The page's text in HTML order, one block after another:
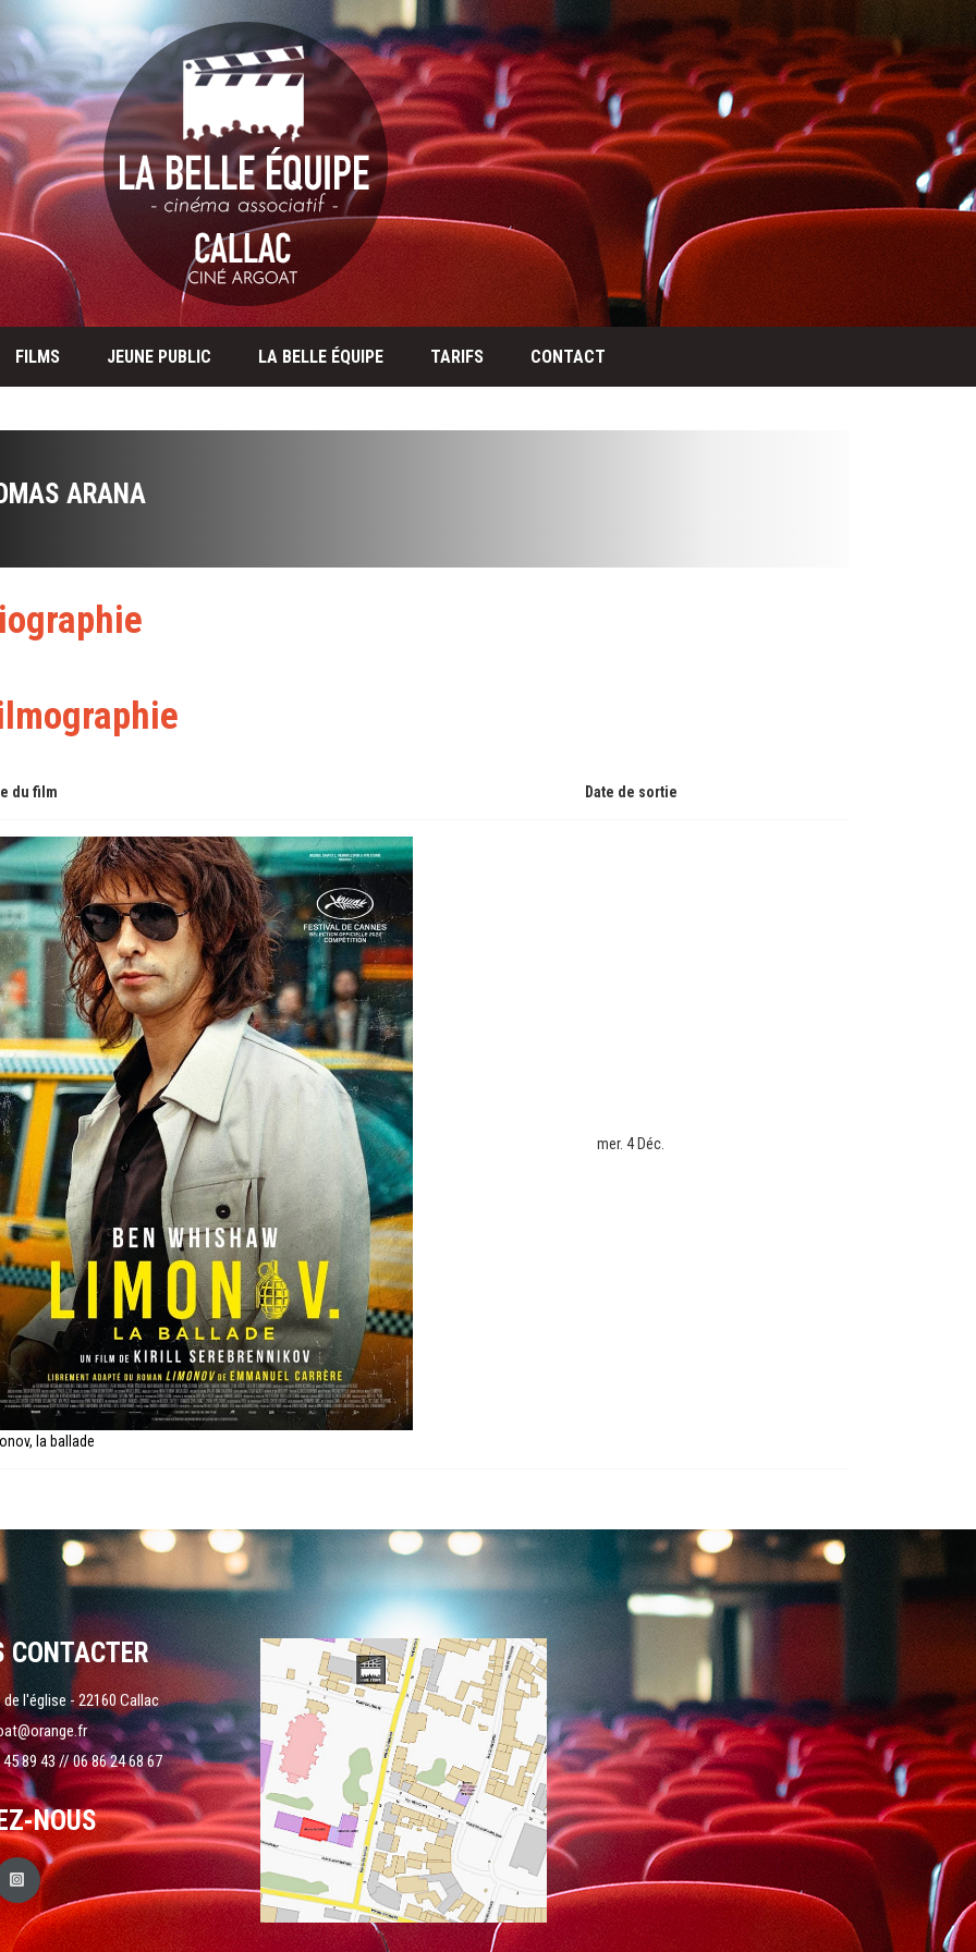
FILMS JEUNE PUBLIC LA BELLE ÉQUIPE TARIFS CONTACT
ARANA
du film Date de sortie
la ballade
mer. 4 Déc.
CONTACTER
de l'église - 22160 Callac
89 43 // 06 86 24 68 67
NOUS